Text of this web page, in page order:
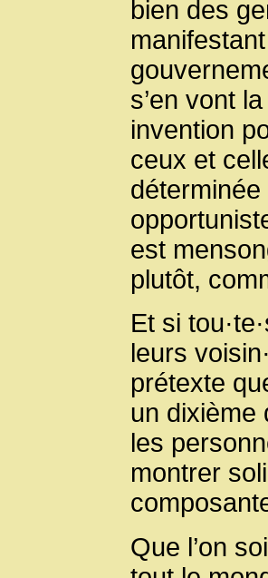
bien des
s’en vont
invention
ceux et
est
plutôt,
Et si
leurs
prétexte
un dixième
les
montrer
Que l’on